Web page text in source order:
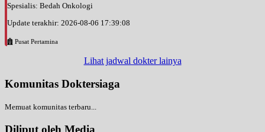
Spesialis: Bedah Onkologi
Update terakhir: 2026-08-06 17:39:08
Pusat Pertamina
Lihat jadwal dokter lainya
Komunitas Doktersiaga
Memuat komunitas terbaru...
Diliput oleh Media